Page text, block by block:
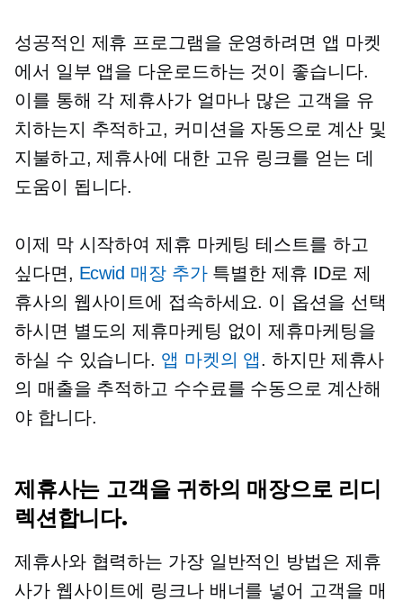
성공적인 제휴 프로그램을 운영하려면 앱 마켓
에서 일부 앱을 다운로드하는 것이 좋습니다.
이를 통해 각 제휴사가 얼마나 많은 고객을 유
치하는지 추적하고, 커미션을 자동으로 계산 및
지불하고, 제휴사에 대한 고유 링크를 얻는 데
도움이 됩니다.
이제 막 시작하여 제휴 마케팅 테스트를 하고
싶다면, Ecwid 매장 추가 특별한 제휴 ID로 제
휴사의 웹사이트에 접속하세요. 이 옵션을 선택
하시면 별도의 제휴마케팅 없이 제휴마케팅을
하실 수 있습니다. 앱 마켓의 앱. 하지만 제휴사
의 매출을 추적하고 수수료를 수동으로 계산해
야 합니다.
제휴사는 고객을 귀하의 매장으로 리디
렉션합니다.
제휴사와 협력하는 가장 일반적인 방법은 제휴
사가 웹사이트에 링크나 배너를 넣어 고객을 매